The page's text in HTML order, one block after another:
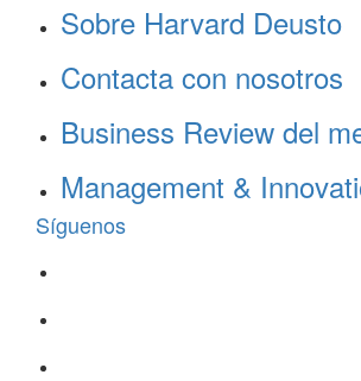
Sobre Harvard Deusto
Contacta con nosotros
Business Review del
Management &
Síguenos